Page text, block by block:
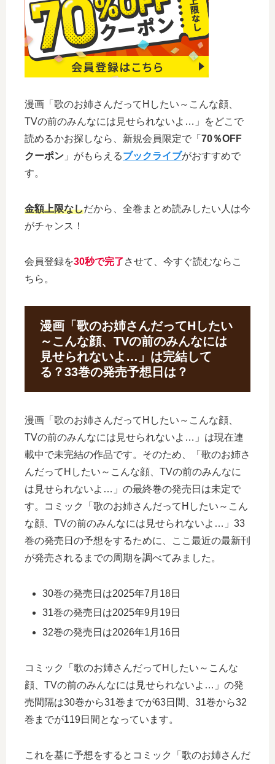
漫画「歌のお姉さんだってHしたい～こんな顔、
TVの前のみんなには見せられないよ…」をどこで
読めるかお探しなら、新規会員限定で「 70％OFF
クーポン 」がもらえるブックライブがおすすめで
す。
金額上限なしだから、全巻まとめ読みしたい人は今
がチャンス！
会員登録を30秒で完了させて、今すぐ読むならこ
ちら。
漫画「歌のお姉さんだってHしたい
～こんな顔、TVの前のみんなには
見せられないよ…」は完結して
る？33巻の発売予想日は？
漫画「歌のお姉さんだってHしたい～こんな顔、
TVの前のみんなには見せられないよ…」は現在連
載中で未完結の作品です。そのため、「歌のお姉さ
んだってHしたい～こんな顔、TVの前のみんなに
は見せられないよ…」の最終巻の発売日は未定で
す。コミック「歌のお姉さんだってHしたい～こん
な顔、TVの前のみんなには見せられないよ…」33
巻の発売日の予想をするために、ここ最近の最新刊
が発売されるまでの周期を調べてみました。
30巻の発売日は2025年7月18日
31巻の発売日は2025年9月19日
32巻の発売日は2026年1月16日
コミック「歌のお姉さんだってHしたい～こんな
顔、TVの前のみんなには見せられないよ…」の発
売間隔は30巻から31巻までが63日間、31巻から32
巻までが119日間となっています。
これを基に予想をするとコミック「歌のお姉さんだ